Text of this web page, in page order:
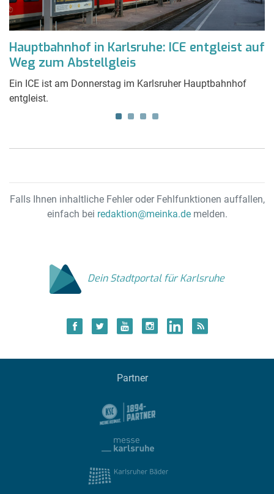
Hauptbahnhof in Karlsruhe: ICE entgleist auf
Weg zum Abstellgleis
Ein ICE ist am Donnerstag im Karlsruher Hauptbahnhof
entgleist.
Falls Ihnen inhaltliche Fehler oder Fehlfunktionen auffallen,
einfach bei redaktion@meinka.demelden.
Dein Stadtportal für Karlsruhe
Partner